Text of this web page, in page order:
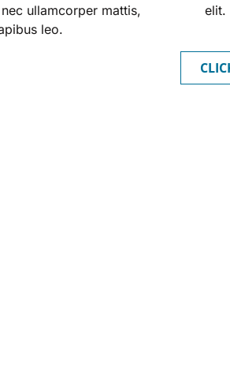
ullamcorper mattis,
leo.
elit.